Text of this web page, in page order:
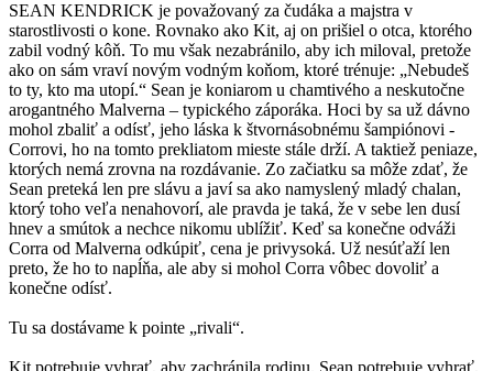
SEAN KENDRICK je považovaný za čudáka a majstra v
starostlivosti o kone. Rovnako ako Kit, aj on prišiel o otca, ktorého
zabil vodný kôň. To mu však nezabránilo, aby ich miloval, pretože
ako on sám vraví novým vodným koňom, ktoré trénuje: „Nebudeš
to ty, kto ma utopí.“ Sean je koniarom u chamtivého a neskutočne
arogantného Malverna – typického záporáka. Hoci by sa už dávno
mohol zbaliť a odísť, jeho láska k štvornásobnému šampiónovi -
Corrovi, ho na tomto prekliatom mieste stále drží. A taktiež peniaze,
ktorých nemá zrovna na rozdávanie. Zo začiatku sa môže zdať, že
Sean preteká len pre slávu a javí sa ako namyslený mladý chalan,
ktorý toho veľa nenahovorí, ale pravda je taká, že v sebe len dusí
hnev a smútok a nechce nikomu ublížiť. Keď sa konečne odváži
Corra od Malverna odkúpiť, cena je privysoká. Už nesúťaží len
preto, že ho to napĺňa, ale aby si mohol Corra vôbec dovoliť a
konečne odísť.
Tu sa dostávame k pointe „rivali“.